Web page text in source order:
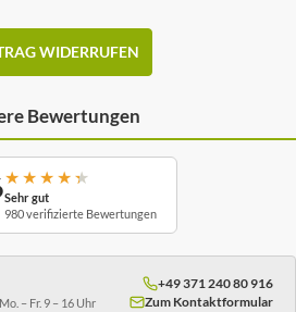
WIDERRUFEN
Bewertungen
★ ★ ★ ★ ★
Sehr gut
980 verifizierte Bewertungen
– Fr. 9 – 16 Uhr
+49 371 240 80 916
Zum Kontaktformular